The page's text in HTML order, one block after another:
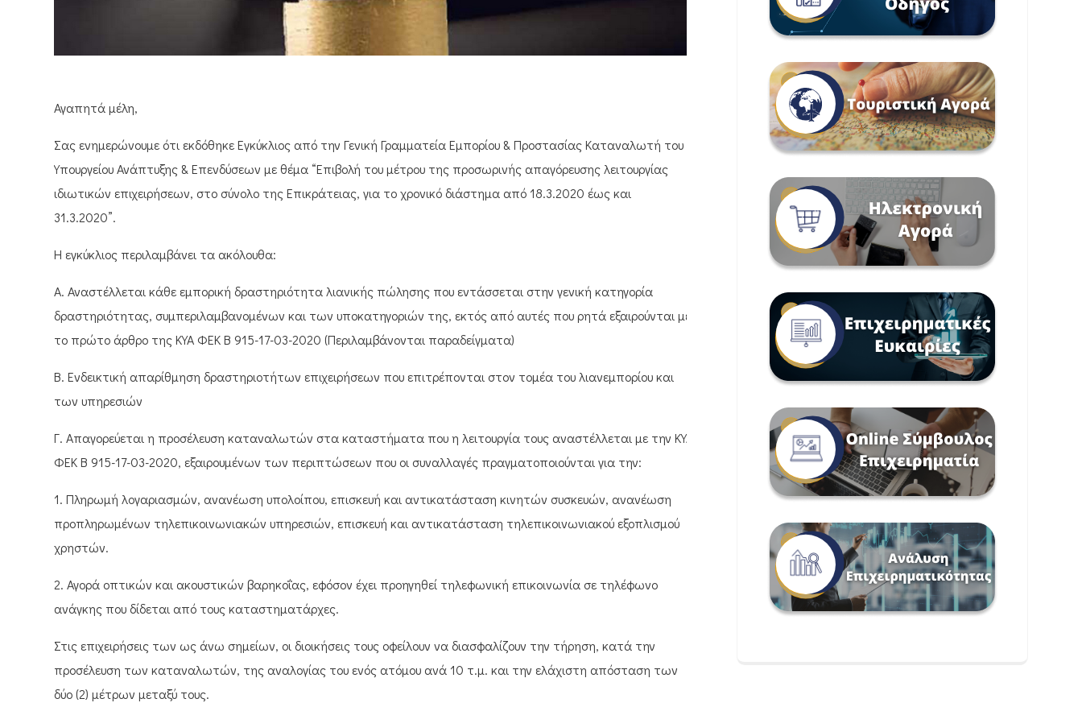
Αγαπητά μέλη,
Σας ενημερώνουμε ότι εκδόθηκε Εγκύκλιος από την Γενική Γραμματεία Εμπορίου & Προστασίας Καταναλωτή του
Υπουργείου Ανάπτυξης & Επενδύσεων με θέμα “Επιβολή του μέτρου της προσωρινής απαγόρευσης λειτουργίας
ιδιωτικών επιχειρήσεων, στο σύνολο της Επικράτειας, για το χρονικό διάστημα από 18.3.2020 έως και
31.3.2020”.
Η εγκύκλιος περιλαμβάνει τα ακόλουθα:
A. Αναστέλλεται κάθε εμπορική δραστηριότητα λιανικής πώλησης που εντάσσεται στην γενική κατηγορία
δραστηριότητας, συμπεριλαμβανομένων και των υποκατηγοριών της, εκτός από αυτές που ρητά εξαιρούνται με
το πρώτο άρθρο της ΚΥΑ ΦΕΚ Β 915-17-03-2020 (Περιλαμβάνονται παραδείγματα)
Β. Ενδεικτική απαρίθμηση δραστηριοτήτων επιχειρήσεων που επιτρέπονται στον τομέα του λιανεμπορίου και
των υπηρεσιών
Γ. Απαγορεύεται η προσέλευση καταναλωτών στα καταστήματα που η λειτουργία τους αναστέλλεται με την ΚΥΑ
ΦΕΚ Β 915-17-03-2020, εξαιρουμένων των περιπτώσεων που οι συναλλαγές πραγματοποιούνται για την:
1. Πληρωμή λογαριασμών, ανανέωση υπολοίπου, επισκευή και αντικατάσταση κινητών συσκευών, ανανέωση
προπληρωμένων τηλεπικοινωνιακών υπηρεσιών, επισκευή και αντικατάσταση τηλεπικοινωνιακού εξοπλισμού
χρηστών.
2. Αγορά οπτικών και ακουστικών βαρηκοΐας, εφόσον έχει προηγηθεί τηλεφωνική επικοινωνία σε τηλέφωνο
ανάγκης που δίδεται από τους καταστηματάρχες.
Στις επιχειρήσεις των ως άνω σημείων, οι διοικήσεις τους οφείλουν να διασφαλίζουν την τήρηση, κατά την
προσέλευση των καταναλωτών, της αναλογίας του ενός ατόμου ανά 10 τ.μ. και την ελάχιστη απόσταση των
δύο (2) μέτρων μεταξύ τους.